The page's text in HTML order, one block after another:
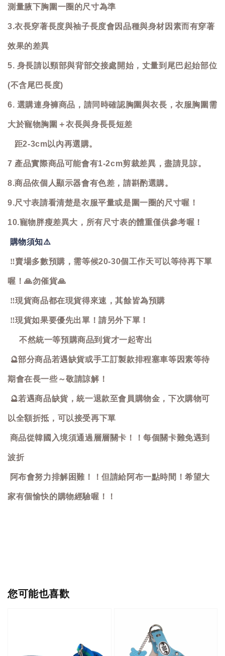
測量腋下胸圍一圈的尺寸為準
3.衣長穿著長度與袖子長度會因品種與身材因素而有穿著
效果的差異
5. 身長請以頸部與背部交接處開始，丈量到尾巴起始部位
(不含尾巴長度)
6. 選購連身褲商品，請同時確認胸圍與衣長，衣服胸圍需
大於寵物胸圍＋衣長與身長長短差
距2-3cm以內再選購。
7 產品實際商品可能會有1-2cm剪裁差異，盡請見諒。
8.商品依個人顯示器會有色差，請斟酌選購。
9.尺寸表請看清楚是衣服平量或是圍一圈的尺寸喔！
10.寵物胖瘦差異大，所有尺寸表的體重僅供參考喔！
購物須知⚠️
‼️賣場多數預購，需等候20-30個工作天可以等待再下單
喔！🙏勿催貨🙏
‼️現貨商品都在現貨得來速，其餘皆為預購
‼️現貨如果要優先出單！請另外下單！
不然統一等預購商品到貨才一起寄出
🔮部分商品若遇缺貨或手工訂製款排程塞車等因素等待
期會在長一些～敬請諒解！
🔮若遇商品缺貨，統一退款至會員購物金，下次購物可
以全額折抵，可以接受再下單
商品從韓國入境須通過層層關卡！！每個關卡難免遇到
波折
阿布會努力排解困難！！但請給阿布一點時間！希望大
家有個愉快的購物經驗喔！！
您可能也喜歡